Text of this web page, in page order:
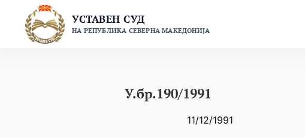
content
УСТАВЕН СУД
НА РЕПУБЛИКА СЕВЕРНА МАКЕДОНИЈА
У.бр.190/1991
11/12/1991